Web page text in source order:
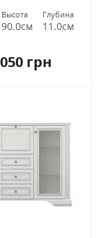
Высота
90.0см
Глубина
11.0см
грн